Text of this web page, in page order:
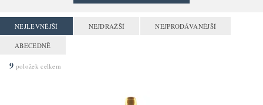
NEJLEVNĚJŠÍ NEJDRAŽŠÍ NEJPRODÁVANĚJŠÍ
ABECEDNĚ
9 položek celkem